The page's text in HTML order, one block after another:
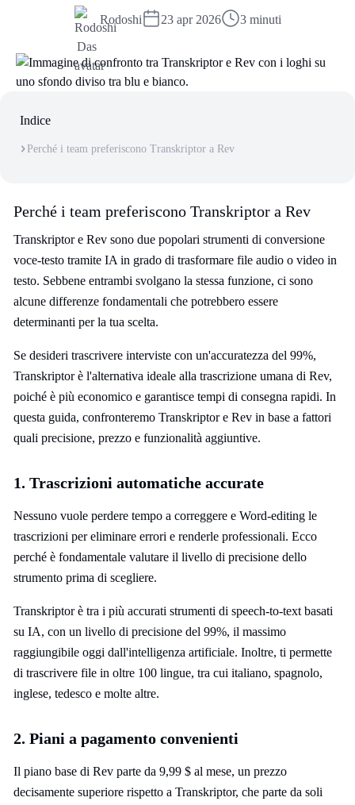
Rodoshi 23 apr 2026 3 minuti
Indice
Perché i team preferiscono Transkriptor a Rev
Perché i team preferiscono Transkriptor a Rev
Transkriptor e Rev sono due popolari strumenti di conversione
voce-testo tramite IA in grado di trasformare file audio o video in
testo. Sebbene entrambi svolgano la stessa funzione, ci sono
alcune differenze fondamentali che potrebbero essere
determinanti per la tua scelta.
Se desideri trascrivere interviste con un'accuratezza del 99%,
Transkriptor è l'alternativa ideale alla trascrizione umana di Rev,
poiché è più economico e garantisce tempi di consegna rapidi. In
questa guida, confronteremo Transkriptor e Rev in base a fattori
quali precisione, prezzo e funzionalità aggiuntive.
1. Trascrizioni automatiche accurate
Nessuno vuole perdere tempo a correggere e Word-editing le
trascrizioni per eliminare errori e renderle professionali. Ecco
perché è fondamentale valutare il livello di precisione dello
strumento prima di scegliere.
Transkriptor è tra i più accurati strumenti di speech-to-text basati
su IA, con un livello di precisione del 99%, il massimo
raggiungibile oggi dall'intelligenza artificiale. Inoltre, ti permette
di trascrivere file in oltre 100 lingue, tra cui italiano, spagnolo,
inglese, tedesco e molte altre.
2. Piani a pagamento convenienti
Il piano base di Rev parte da 9,99 $ al mese, un prezzo
decisamente superiore rispetto a Transkriptor, che parte da soli